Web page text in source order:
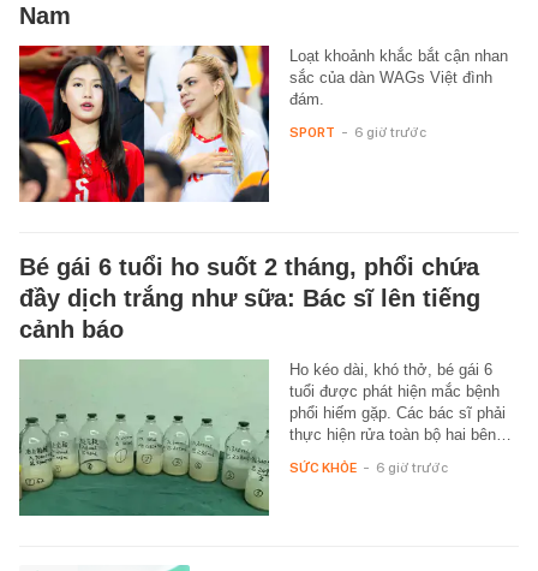
Nam
Loạt khoảnh khắc bắt cận nhan
sắc của dàn WAGs Việt đình
đám.
SPORT - 6 giờ trước
Bé gái 6 tuổi ho suốt 2 tháng, phổi chứa
đầy dịch trắng như sữa: Bác sĩ lên tiếng
cảnh báo
Ho kéo dài, khó thở, bé gái 6
tuổi được phát hiện mắc bệnh
phổi hiếm gặp. Các bác sĩ phải
thực hiện rửa toàn bộ hai bên…
SỨC KHỎE - 6 giờ trước